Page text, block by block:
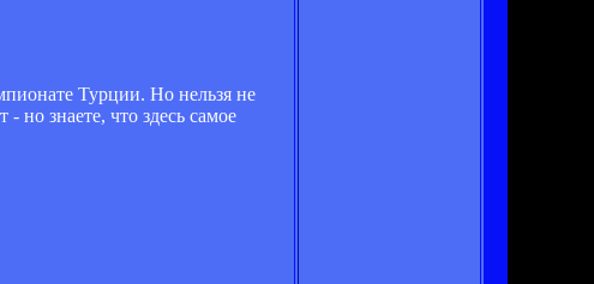
Турции. Но нельзя не
но знаете, что здесь самое